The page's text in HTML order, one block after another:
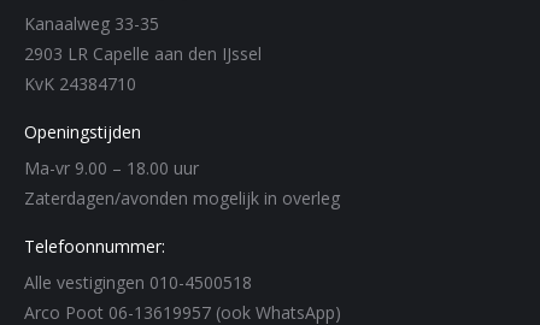
Kanaalweg 33-35
2903 LR Capelle aan den IJssel
KvK 24384710
Openingstijden
Ma-vr 9.00 – 18.00 uur
Zaterdagen/avonden mogelijk in overleg
Telefoonnummer:
Alle vestigingen 010-4500518
Arco Poot 06-13619957 (ook WhatsApp)